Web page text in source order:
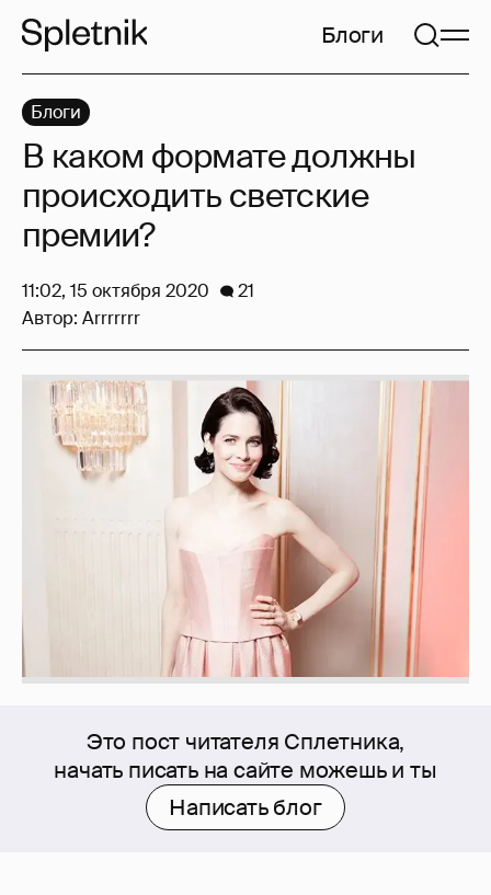
Блоги
Это пост читателя Сплетника,
начать писать на сайте можешь и ты
Написать блог
Блоги
В каком формате должны
происходить светские
премии?
11:02, 15 октября 2020
21
Автор: Arrrrrrr